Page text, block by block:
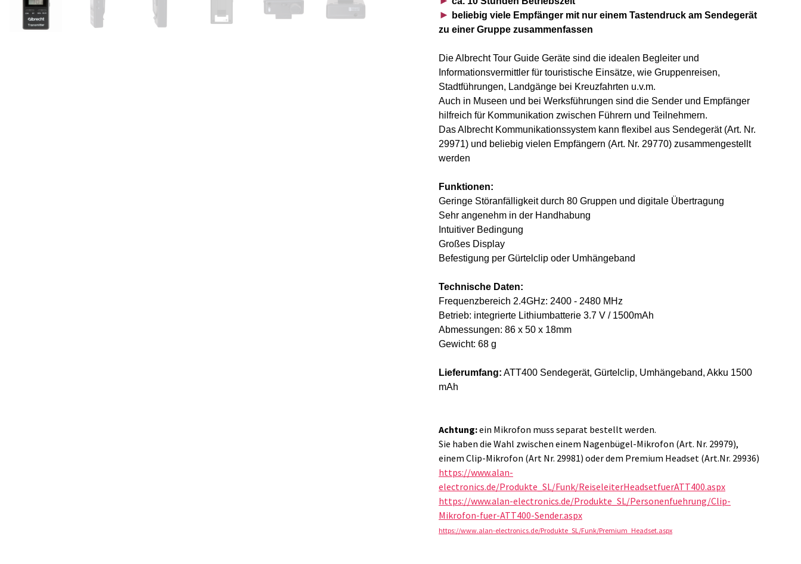
►
beliebig viele Empfänger mit nur einem Tastendruck am Sendegerät
zu einer Gruppe zusammenfassen
Die Albrecht Tour Guide Geräte sind die idealen Begleiter und
Informationsvermittler für touristische Einsätze, wie Gruppenreisen,
Stadtführungen, Landgänge bei Kreuzfahrten u.v.m.
Auch in Museen und bei Werksführungen sind die Sender und Empfänger
hilfreich für Kommunikation zwischen Führern und Teilnehmern.
Das Albrecht Kommunikationssystem kann flexibel aus Sendegerät (Art. Nr.
29971) und beliebig vielen Empfängern (Art. Nr. 29770) zusammengestellt
werden
Funktionen:
Geringe Störanfälligkeit durch 80 Gruppen und digitale Übertragung
Sehr angenehm in der Handhabung
Intuitiver Bedingung
Großes Display
Befestigung per Gürtelclip oder Umhängeband
Technische Daten:
Frequenzbereich 2.4GHz: 2400 - 2480 MHz
Betrieb: integrierte Lithiumbatterie 3.7 V / 1500mAh
Abmessungen: 86 x 50 x 18mm
Gewicht: 68 g
Lieferumfang: ATT400 Sendegerät, Gürtelclip, Umhängeband, Akku 1500
mAh
Achtung:ein Mikrofon muss separat bestellt werden.
Sie haben die Wahl zwischen einem Nagenbügel-Mikrofon (Art. Nr. 29979),
einem Clip-Mikrofon (Art Nr. 29981) oder dem Premium Headset (Art.Nr. 29936)
https://www.alan-
electronics.de/Produkte_SL/Funk/ReiseleiterHeadsetfuerATT400.aspx
https://www.alan-electronics.de/Produkte_SL/Personenfuehrung/Clip-
Mikrofon-fuer-ATT400-Sender.aspx
https://www.alan-electronics.de/Produkte_SL/Funk/Premium_Headset.aspx